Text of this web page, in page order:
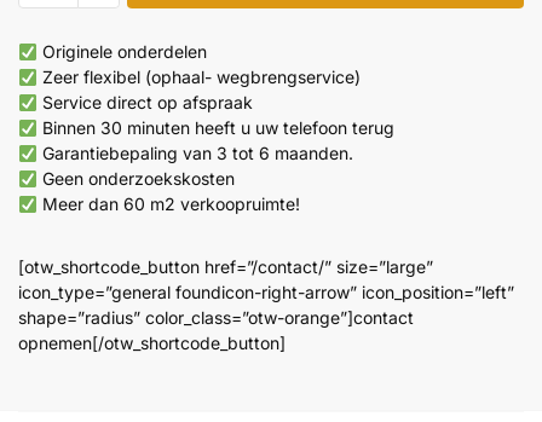
Travel
Adapter
(45W)
aantal
Originele onderdelen
Zeer flexibel (ophaal- wegbrengservice)
Service direct op afspraak
Binnen 30 minuten heeft u uw telefoon terug
Garantiebepaling van 3 tot 6 maanden.
Geen onderzoekskosten
Meer dan 60 m2 verkoopruimte!
[otw_shortcode_button href=”/contact/” size=”large”
icon_type=”general foundicon-right-arrow” icon_position=”left”
shape=”radius” color_class=”otw-orange”]contact
opnemen[/otw_shortcode_button]